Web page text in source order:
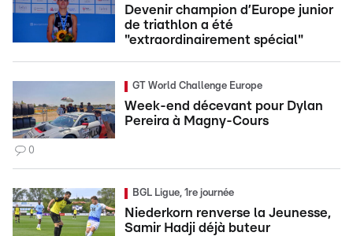
Devenir champion d’Europe junior
de triathlon a été
"extraordinairement spécial"
GT World Challenge Europe
Week-end décevant pour Dylan
Pereira à Magny-Cours
0
BGL Ligue, 1re journée
Niederkorn renverse la Jeunesse,
Samir Hadji déjà buteur